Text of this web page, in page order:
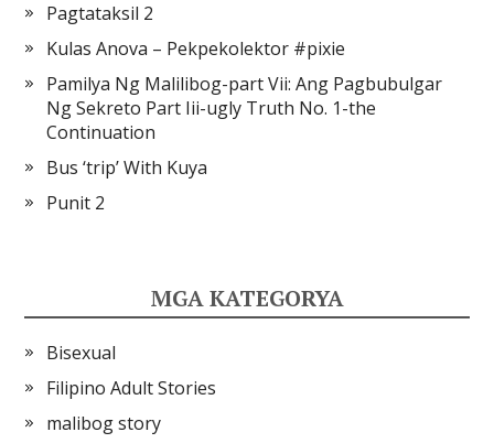
Pagtataksil 2
Kulas Anova – Pekpekolektor #pixie
Pamilya Ng Malilibog-part Vii: Ang Pagbubulgar
Ng Sekreto Part Iii-ugly Truth No. 1-the
Continuation
Bus ‘trip’ With Kuya
Punit 2
MGA KATEGORYA
Bisexual
Filipino Adult Stories
malibog story